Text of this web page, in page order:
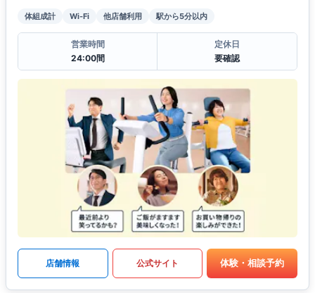
体組成計 Wi-Fi 他店舗利用 駅から5分以内
営業時間
24:00間
定休日
要確認
店舗情報 公式サイト 体験・相談予約